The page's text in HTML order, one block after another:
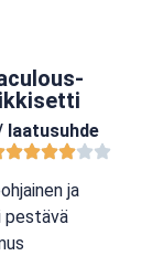
laatusuhde
ja
pestävä